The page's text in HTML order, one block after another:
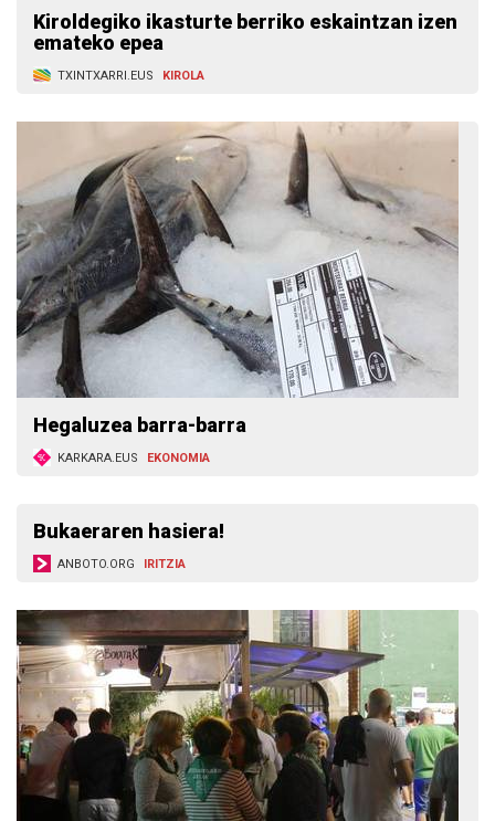
Kiroldegiko ikasturte berriko eskaintzan izen
emateko epea
TXINTXARRI.EUS KIROLA
Hegaluzea barra-barra
KARKARA.EUS EKONOMIA
Bukaeraren hasiera!
ANBOTO.ORG IRITZIA